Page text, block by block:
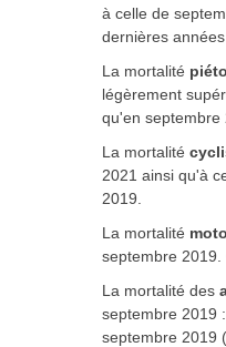
à celle de
dernières
La mortalité
légèrement
qu'en septembre
La mortalité
2021 ainsi qu'à
2019.
La mortalité
septembre 2019.
La mortalité des
septembre 2019
septembre 2019